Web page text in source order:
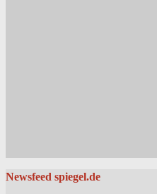
Newsfeed spiegel.de